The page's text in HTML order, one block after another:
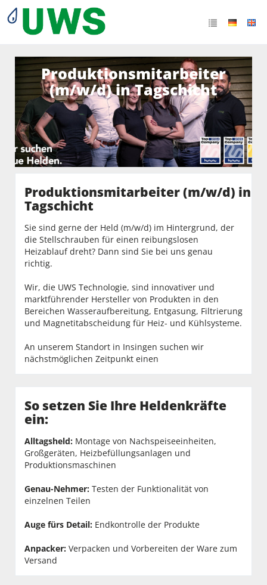
Produktionsmitarbeiter
(m/w/d) in Tagschicht
Produktionsmitarbeiter (m/w/d) in
Tagschicht
Sie sind gerne der Held (m/w/d) im Hintergrund, der
die Stellschrauben für einen reibungslosen
Heizablauf dreht? Dann sind Sie bei uns genau
richtig.
Wir, die UWS Technologie, sind innovativer und
marktführender Hersteller von Produkten in den
Bereichen Wasseraufbereitung, Entgasung, Filtrierung
und Magnetitabscheidung für Heiz- und Kühlsysteme.
An unserem Standort in Insingen suchen wir
nächstmöglichen Zeitpunkt einen
So setzen Sie Ihre Heldenkräfte
ein:
Alltagsheld: Montage von Nachspeiseeinheiten,
Großgeräten, Heizbefüllungsanlagen und
Produktionsmaschinen
Genau-Nehmer: Testen der Funktionalität von
einzelnen Teilen
Auge fürs Detail: Endkontrolle der Produkte
Anpacker: Verpacken und Vorbereiten der Ware zum
Versand